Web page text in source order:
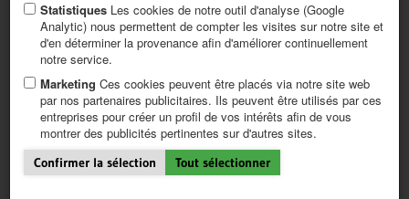
Statistiques Les cookies de notre outil d'analyse (Google
Analytic) nous permettent de compter les visites sur notre site et
d'en déterminer la provenance afin d'améliorer continuellement
notre service.
Marketing Ces cookies peuvent être placés via notre site web
par nos partenaires publicitaires. Ils peuvent être utilisés par ces
entreprises pour créer un profil de vos intérêts afin de vous
montrer des publicités pertinentes sur d'autres sites.
Confirmer la sélection Tout sélectionner
PREMIÈRES ÉTAPES
CRÉER UN PROJET
CONSEILS
NEWS
CATALOGUE
SHOP
NEWS NEWSLETTER
Nous vous tenons informés !
Vous souhaitez être informé sur les derniers thèmes tendances et
sur nos produits ?